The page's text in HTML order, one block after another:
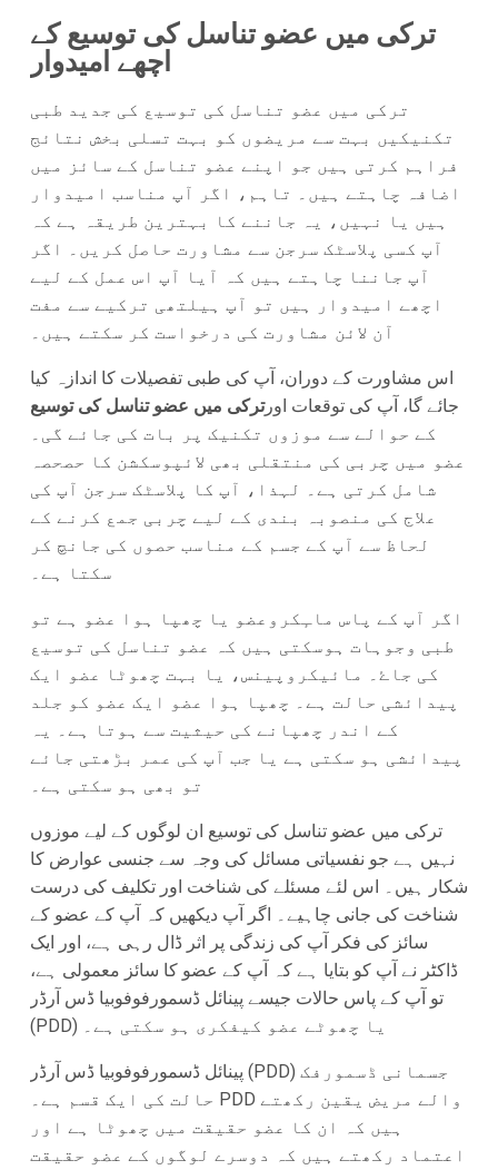
ترکی میں عضو تناسل کی توسیع کے
اچھے امیدوار
ترکی میں عضو تناسل کی توسیع کی جدید طبی
تکنیکیں بہت سے مریضوں کو بہت تسلی بخش نتائج
فراہم کرتی ہیں جو اپنے عضو تناسل کے سائز میں
اضافہ چاہتے ہیں۔ تاہم، اگر آپ مناسب امیدوار
ہیں یا نہیں، یہ جاننے کا بہترین طریقہ ہے کہ
آپ کسی پلاسٹک سرجن سے مشاورت حاصل کریں۔ اگر
آپ جاننا چاہتے ہیں کہ آیا آپ اس عمل کے لیے
اچھے امیدوار ہیں تو آپ ہیلتھی ترکیے سے مفت
آن لائن مشاورت کی درخواست کر سکتے ہیں۔
اس مشاورت کے دوران، آپ کی طبی تفصیلات کا اندازہ کیا
جائے گا، آپ کی توقعات اورترکی میں عضو تناسل کی توسیع
کے حوالے سے موزوں تکنیک پر بات کی جائے گی۔
عضو میں چربی کی منتقلی بھی لائپوسکشن کا حصحصہ
شامل کرتی ہے۔ لہذا، آپ کا پلاسٹک سرجن آپ کی
علاج کی منصوبہ بندی کے لیے چربی جمع کرنے کے
لحاظ سے آپ کے جسم کے مناسب حصوں کی جانچ کر
سکتا ہے۔
اگر آپ کے پاس ماـٕکروعضو یا چھپا ہوا عضو ہے تو
طبی وجوہات ہوسکتی ہیں کہ عضو تناسل کی توسیع
کی جاۓ۔ مائیکروپینس، یا بہت چھوٹا عضو ایک
پیدائشی حالت ہے۔ چھپا ہوا عضو ایک عضو کو جلد
کے اندر چھپانے کی حیثیت سے ہوتا ہے۔ یہ
پیدائشی ہو سکتی ہے یا جب آپ کی عمر بڑھتی جائے
تو بھی ہو سکتی ہے۔
ترکی میں عضو تناسل کی توسیع ان لوگوں کے لیے موزوں
نہیں ہے جو نفسیاتی مسائل کی وجہ سے جنسی عوارض کا
شکار ہیں۔ اس لئے مسئلے کی شناخت اور تکلیف کی درست
شناخت کی جانی چاہیے۔ اگر آپ دیکھیں کہ آپ کے عضو کے
سائز کی فکر آپ کی زندگی پر اثر ڈال رہی ہے، اور ایک
ڈاکٹر نے آپ کو بتایا ہے کہ آپ کے عضو کا سائز معمولی ہے،
تو آپ کے پاس حالات جیسے پینائل ڈسمورفوفوبیا ڈس آرڈر
(PDD) یا چھوٹے عضو کیفکری ہو سکتی ہے۔
پینائل ڈسمورفوفوبیا ڈس آرڈر (PDD) جسمانی ڈسمورفک
حالت کی ایک قسم ہے۔ PDD والے مریض یقین رکھتے
ہیں کہ ان کا عضو حقیقت میں چھوٹا ہے اور
اعتماد رکھتے ہیں کہ دوسرے لوگوں کے عضو حقیقت